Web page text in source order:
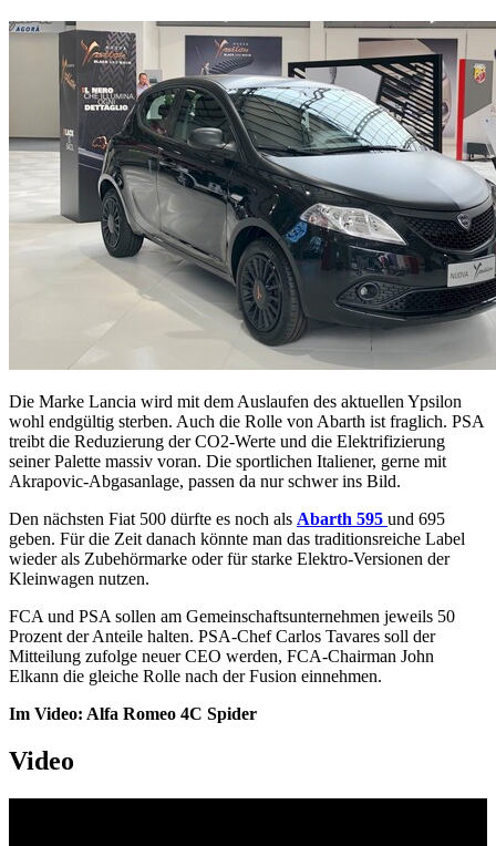
Die Marke Lancia wird mit dem Auslaufen des aktuellen Ypsilon
wohl endgültig sterben. Auch die Rolle von Abarth ist fraglich. PSA
treibt die Reduzierung der CO2-Werte und die Elektrifizierung
seiner Palette massiv voran. Die sportlichen Italiener, gerne mit
Akrapovic-Abgasanlage, passen da nur schwer ins Bild.
Den nächsten Fiat 500 dürfte es noch als Abarth 595 und 695
geben. Für die Zeit danach könnte man das traditionsreiche Label
wieder als Zubehörmarke oder für starke Elektro-Versionen der
Kleinwagen nutzen.
FCA und PSA sollen am Gemeinschaftsunternehmen jeweils 50
Prozent der Anteile halten. PSA-Chef Carlos Tavares soll der
Mitteilung zufolge neuer CEO werden, FCA-Chairman John
Elkann die gleiche Rolle nach der Fusion einnehmen.
Im Video: Alfa Romeo 4C Spider
Video